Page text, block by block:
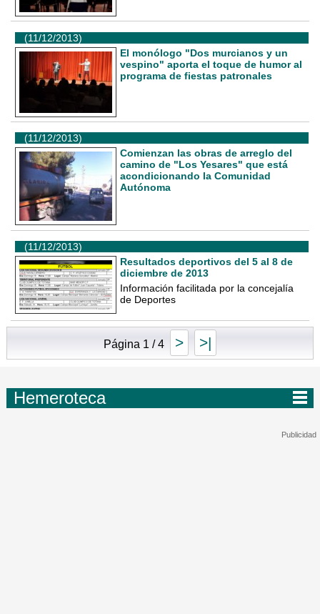
(11/12/2013)
El monólogo "Dos murcianos y un
vespino" aporta el toque de humor al
programa de fiestas patronales
(11/12/2013)
Comienzan las obras de arreglo del
camino de "Los Yesares" que está
acondicionando la Comunidad
Autónoma
(11/12/2013)
Resultados deportivos del 5 al 8 de
diciembre de 2013
Información facilitada por la concejalía
de Deportes
Página 1 / 4 > >|
Hemeroteca